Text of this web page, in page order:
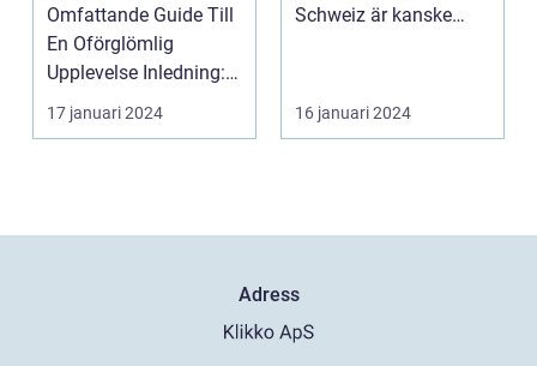
Omfattande Guide Till
En Oförglömlig
Upplevelse Inledning:
Italien, ett land...
17 januari 2024
Schweiz är kanske
16 januari 2024
Adress